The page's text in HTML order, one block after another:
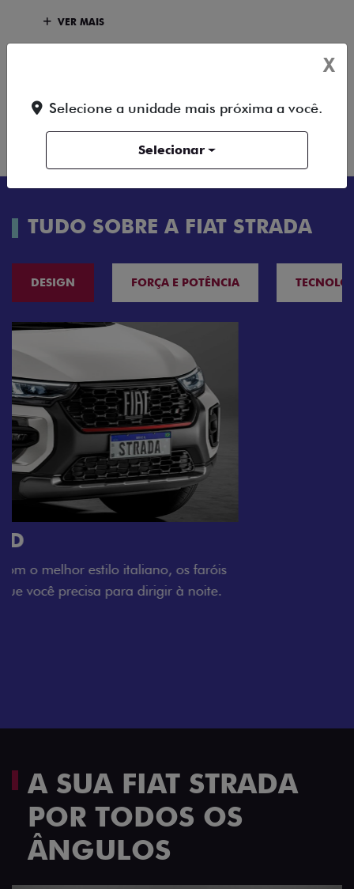
VER MAIS
ENTRAR EM
COMPARAR
TUDO SOBRE A FIAT STRADA
DESIGN FORÇA E POTÊNCIA
O VERDADEIRO 5 LUGARES E 4
PORTAS
Todo mundo pode viajar confortável na Fiat Strada,
A SUA FIAT STRADA
POR TODOS OS
ÂNGULOS
X
Selecione a unidade mais próxima a você.
Selecionar